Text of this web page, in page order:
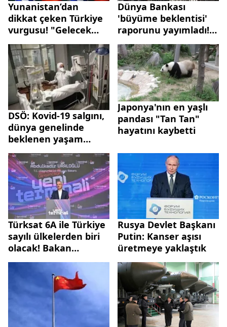
Yunanistan’dan
dikkat çeken Türkiye
vurgusu! "Gelecek
nesillere karşı
borcumuzdur"
Dünya Bankası
'büyüme beklentisi'
raporunu yayımladı!
Türkiye Yüzyılı'nda
emin adımlarla...
DSÖ: Kovid-19 salgını,
dünya genelinde
beklenen yaşam
süresini yaklaşık 2 yıl
kısalttı
Japonya'nın en yaşlı
pandası "Tan Tan"
hayatını kaybetti
Türksat 6A ile Türkiye
sayılı ülkelerden biri
olacak! Bakan
Uraloğlu açıkladı: 6G
teknolojisi
hazırlıklarına başlandı
Rusya Devlet Başkanı
Putin: Kanser aşısı
üretmeye yaklaştık